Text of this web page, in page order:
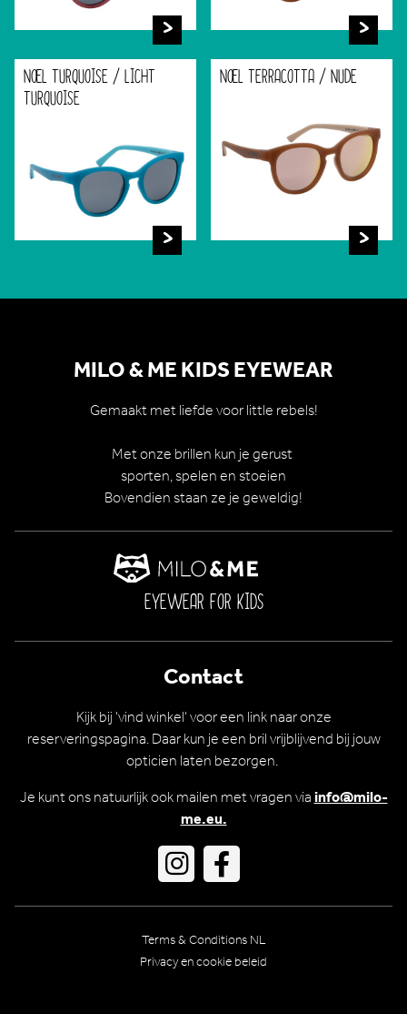
NOEL TURQUOISE / LICHT
TURQUOISE
NOEL TERRACOTTA / NUDE
MILO & ME KIDS EYEWEAR
Gemaakt met liefde voor little rebels!
Met onze brillen kun je gerust
sporten, spelen en stoeien
Bovendien staan ze je geweldig!
EYEWEAR FOR KIDS
Contact
Kijk bij 'vind winkel' voor een link naar onze
reserveringspagina. Daar kun je een bril vrijblijvend bij jouw
opticien laten bezorgen.
Je kunt ons natuurlijk ook mailen met vragen via info@milo-
me.eu.
Ga
naar
Terms & Conditions NL
Privacy en cookie beleid